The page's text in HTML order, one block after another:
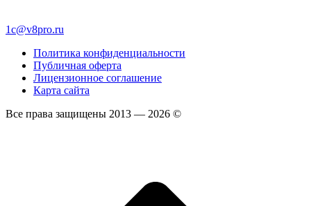
1c@v8pro.ru
Политика конфиденциальности
Публичная оферта
Лицензионное соглашение
Карта сайта
Все права защищены 2013 — 2026 ©